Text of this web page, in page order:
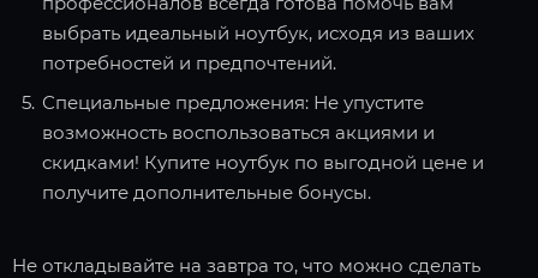
выбрать идеальный ноутбук, исходя из ваших
потребностей и предпочтений.
Специальные предложения: Не упустите
возможность воспользоваться акциями и
скидками! Купите ноутбук по выгодной цене и
получите дополнительные бонусы.
Не откладывайте на завтра то, что можно сделать